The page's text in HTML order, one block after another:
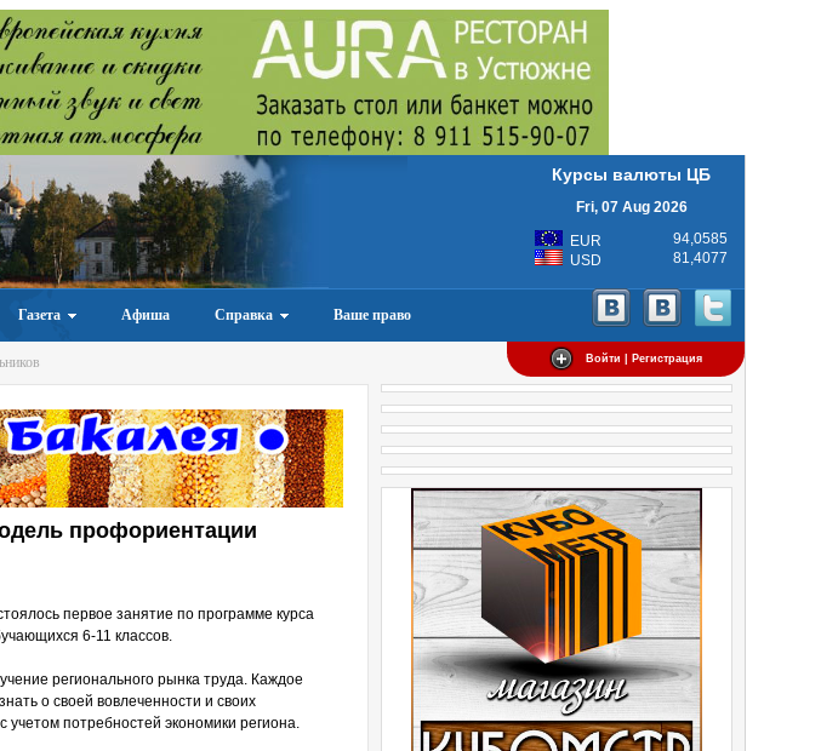
Курсы валюты ЦБ
Fri, 07 Aug 2026
EUR
94,0585
USD
81,4077
Газета Афиша Справка Ваше право
Войти | Регистрация
профориентации
первое занятие по программе курса
6-11 классов.
регионального рынка труда. Каждое
о своей вовлеченности и своих
потребностей экономики региона.